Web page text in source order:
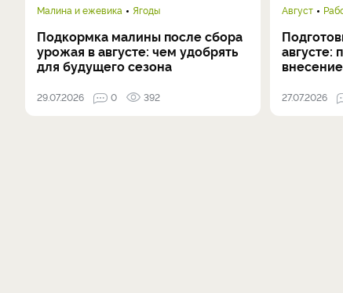
Малина и ежевика Ягоды
Подкормка малины после сбора
урожая в августе: чем удобрять
для будущего сезона
29.07.2026 0 392
Август
августе:
27.07.2026